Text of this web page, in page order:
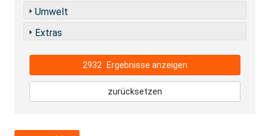
Umwelt
Extras
2932 Ergebnisse anzeigen
zurücksetzen